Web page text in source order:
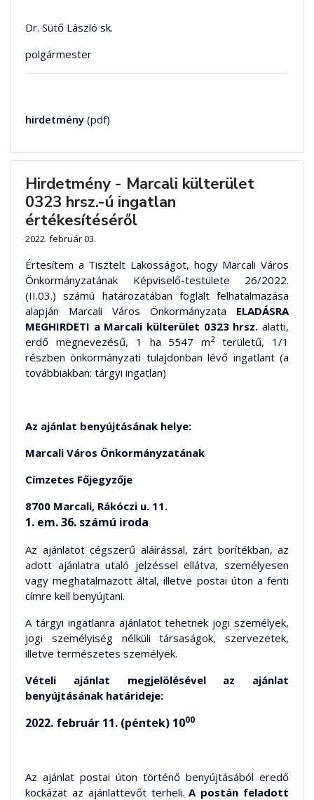
Dr. Sütő László sk.
polgármester
hirdetmény (pdf)
Hirdetmény - Marcali külterület
0323 hrsz.-ú ingatlan
értékesítéséről
2022. február 03.
Értesítem a Tisztelt Lakosságot, hogy Marcali Város
Önkormányzatának Képviselő-testülete 26/2022.
(II.03.) számú határozatában foglalt felhatalmazása
alapján Marcali Város Önkormányzata ELADÁSRA
MEGHIRDETI a Marcali külterület 0323 hrsz.alatti,
erdő megnevezésű, 1 ha 5547 m2területű, 1/1
részben önkormányzati tulajdonban lévő ingatlant (a
továbbiakban: tárgyi ingatlan)
Az ajánlat benyújtásának helye:
Marcali Város Önkormányzatának
Címzetes Főjegyzője
8700 Marcali, Rákóczi u. 11.
1. em. 36. számú iroda
Az ajánlatot cégszerű aláírással, zárt borítékban, az
adott ajánlatra utaló jelzéssel ellátva, személyesen
vagy meghatalmazott által, illetve postai úton a fenti
címre kell benyújtani.
A tárgyi ingatlanra ajánlatot tehetnek jogi személyek,
jogi személyiség nélküli társaságok, szervezetek,
illetve természetes személyek.
Vételi ajánlat megjelölésével az ajánlat
benyújtásának határideje:
2022. február 11. (péntek) 1000
Az ajánlat postai úton történő benyújtásából eredő
kockázat az ajánlattevőt terheli.A postán feladott